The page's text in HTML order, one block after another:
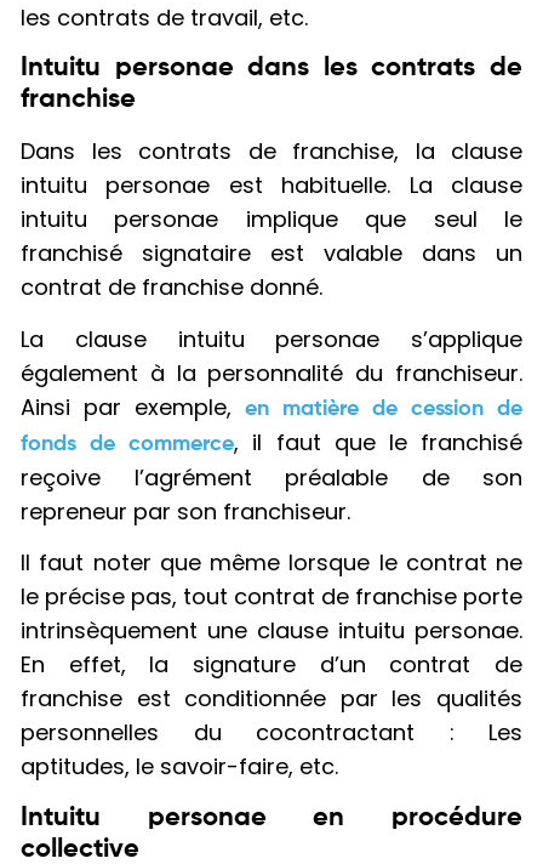
les contrats de travail, etc.
Intuitu personae dans les contrats de
franchise
Dans les contrats de franchise, la clause
intuitu personae est habituelle. La clause
intuitu personae implique que seul le
franchisé signataire est valable dans un
contrat de franchise donné.
La clause intuitu personae s’applique
également à la personnalité du franchiseur.
Ainsi par exemple,
en matière de cession de
fonds de commerce, il faut que le franchisé
reçoive l’agrément préalable de son
repreneur par son franchiseur.
Il faut noter que même lorsque le contrat ne
le précise pas, tout contrat de franchise porte
intrinsèquement une clause intuitu personae.
En effet, la signature d’un contrat de
franchise est conditionnée par les qualités
personnelles du cocontractant : Les
aptitudes, le savoir-faire, etc.
Intuitu personae en procédure
collective